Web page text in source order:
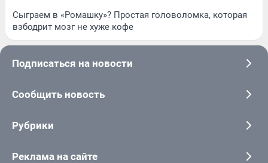
Сыграем в «Ромашку»? Простая головоломка, которая
взбодрит мозг не хуже кофе
Подписаться на новости
Сообщить новость
Рубрики
Реклама на сайте